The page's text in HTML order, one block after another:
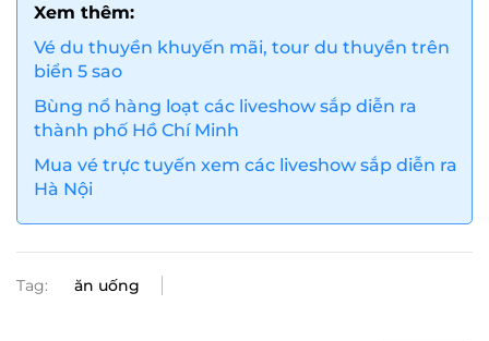
Xem thêm:
Vé du thuyền khuyến mãi, tour du thuyền trên
biển 5 sao
Bùng nổ hàng loạt các liveshow sắp diễn ra
thành phố Hồ Chí Minh
Mua vé trực tuyến xem các liveshow sắp diễn ra
Hà Nội
Tag: ăn uống